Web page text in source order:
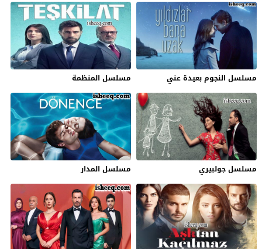
مسلسل النجوم بعيدة عني مسلسل المنظمة
مسلسل جولبيري مسلسل المدار